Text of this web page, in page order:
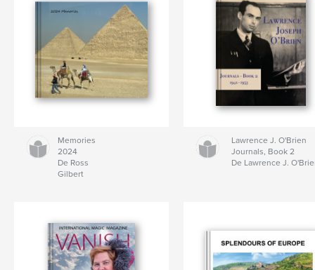
Memories
2024
De Ross
Gilbert
Lawrence J. O'Brien
Journals, Book 2
De Lawrence J.